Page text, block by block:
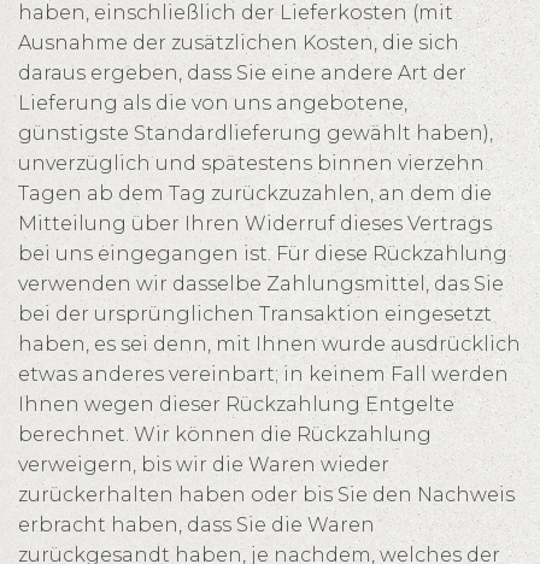
haben, einschließlich der Lieferkosten (mit
Ausnahme der zusätzlichen Kosten, die sich
daraus ergeben, dass Sie eine andere Art der
Lieferung als die von uns angebotene,
günstigste Standardlieferung gewählt haben),
unverzüglich und spätestens binnen vierzehn
Tagen ab dem Tag zurückzuzahlen, an dem die
Mitteilung über Ihren Widerruf dieses Vertrags
bei uns eingegangen ist. Für diese Rückzahlung
verwenden wir dasselbe Zahlungsmittel, das Sie
bei der ursprünglichen Transaktion eingesetzt
haben, es sei denn, mit Ihnen wurde ausdrücklich
etwas anderes vereinbart; in keinem Fall werden
Ihnen wegen dieser Rückzahlung Entgelte
berechnet. Wir können die Rückzahlung
verweigern, bis wir die Waren wieder
zurückerhalten haben oder bis Sie den Nachweis
erbracht haben, dass Sie die Waren
zurückgesandt haben, je nachdem, welches der